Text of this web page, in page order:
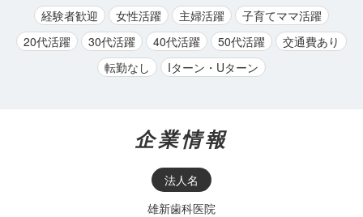
経験者歓迎
女性活躍 主婦活躍
子育てママ活躍
20代活躍
30代活躍 40代活躍 50代活躍
交通費あり
転勤なし
Iターン・Uターン
企業情報
法人名
雄新歯科医院